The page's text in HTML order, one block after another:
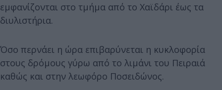
εμφανίζονται στο τμήμα από το Χαϊδάρι έως τα
διυλιστήρια.
Όσο περνάει η ώρα επιβαρύνεται η κυκλοφορία
στους δρόμους γύρω από το λιμάνι του Πειραιά
καθώς και στην λεωφόρο Ποσειδώνος.